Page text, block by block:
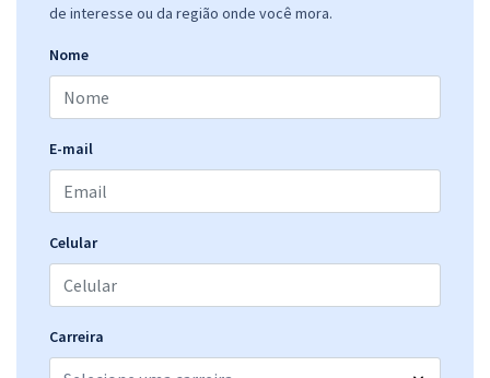
de interesse ou da região onde você mora.
Nome
E-mail
Celular
Carreira